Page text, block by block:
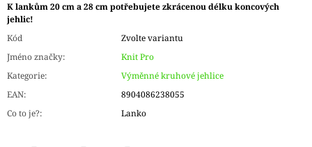
K lankům 20 cm a 28 cm potřebujete zkrácenou délku koncových
jehlic!
Kód
Zvolte variantu
Jméno značky:
Knit Pro
Kategorie:
Výměnné kruhové jehlice
EAN:
8904086238055
Co to je?: Lanko